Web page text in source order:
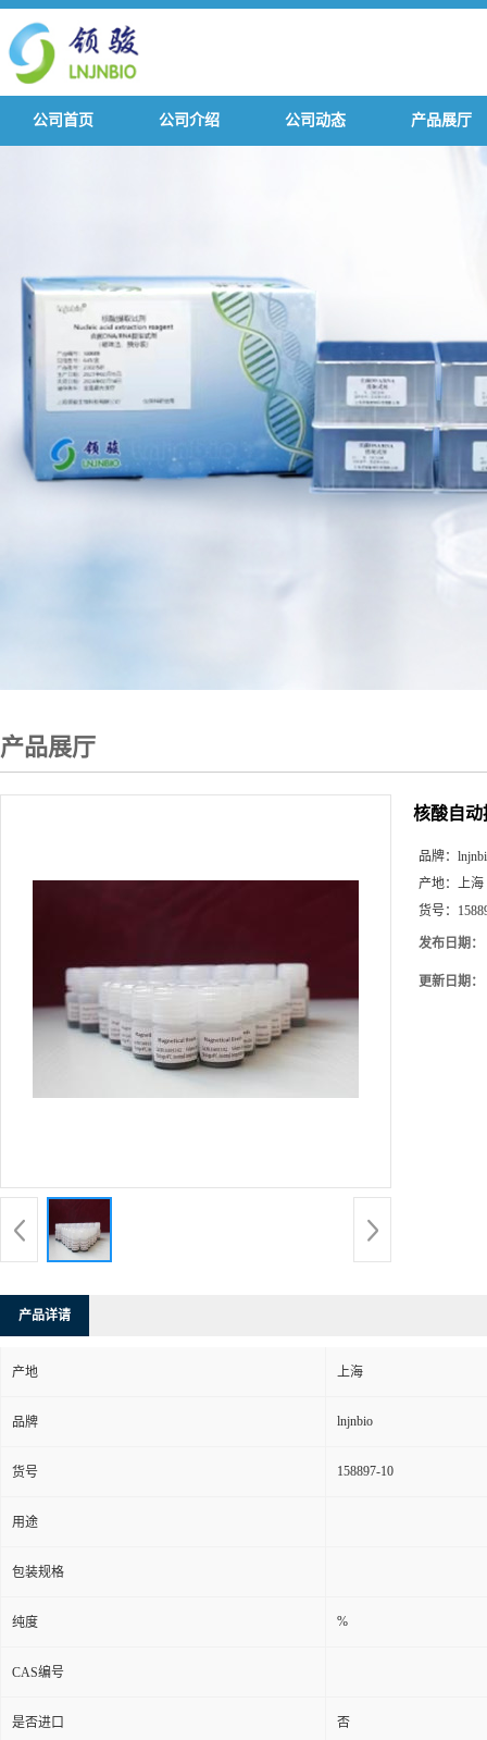
公司首页 公司介绍 公司动态 产品展厅
产品展厅
核酸自动
品牌：
产地： 上海
货号：
发布日期：
更新日期：
产品详请
产地 上海
品牌 lnjnbio
货号 158897-10
用途
包装规格
纯度 %
CAS编号
是否进口 否